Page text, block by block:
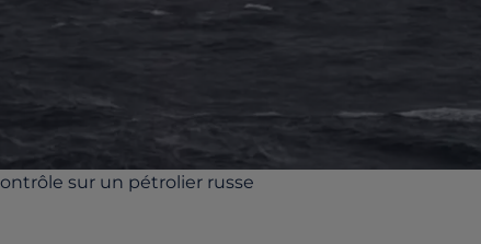
sur un pétrolier russe